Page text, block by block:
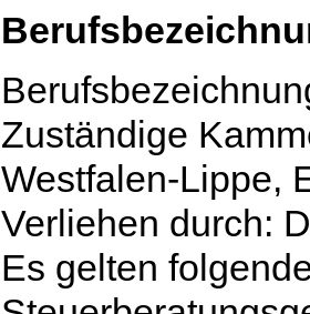
Zuständige
Westfalen-Lippe,
Verliehen durch:
Es gelten